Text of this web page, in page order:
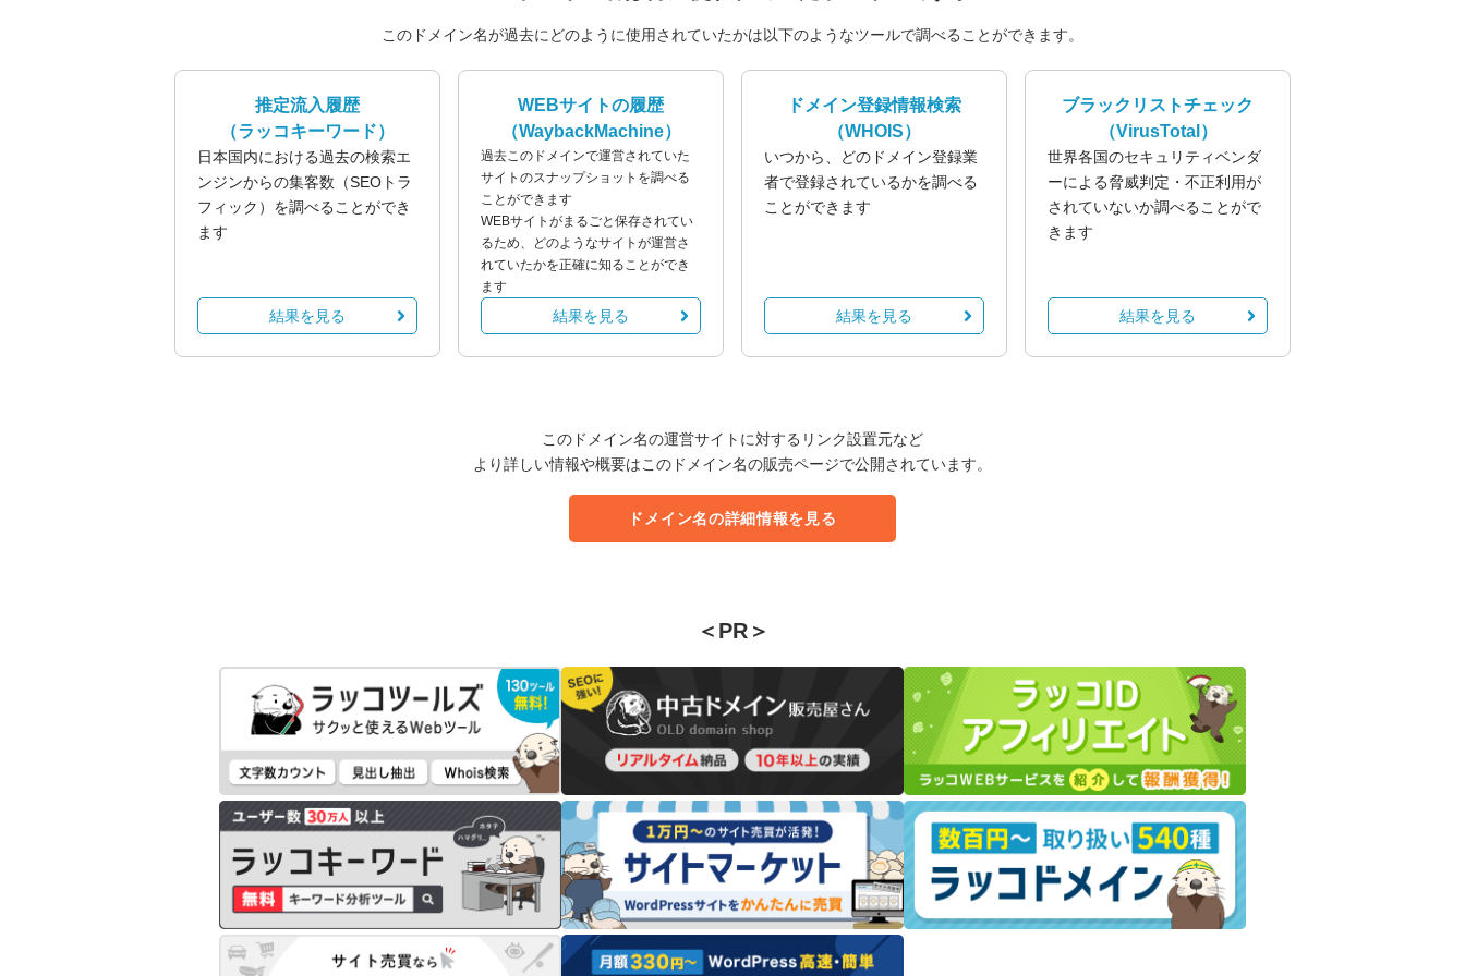
このドメイン名が過去にどのように使用されていたかは以下のようなツールで調べることができます。
推定流入履歴
（ラッコキーワード）
日本国内における過去の検索エ
ンジンからの集客数（SEOトラ
フィック）を調べることができ
ます
結果を見る
WEBサイトの履歴
（WaybackMachine）
過去このドメインで運営されていた
サイトのスナップショットを調べる
ことができます
WEBサイトがまるごと保存されてい
るため、どのようなサイトが運営さ
れていたかを正確に知ることができ
ます
結果を見る
ドメイン登録情報検索
（WHOIS）
いつから、どのドメイン登録業
者で登録されているかを調べる
ことができます
結果を見る
ブラックリストチェック
（VirusTotal）
世界各国のセキュリティベンダ
ーによる脅威判定・不正利用が
されていないか調べることがで
きます
結果を見る
このドメイン名の運営サイトに対するリンク設置元など
より詳しい情報や概要はこのドメイン名の販売ページで公開されています。
ドメイン名の詳細情報を見る
＜PR＞